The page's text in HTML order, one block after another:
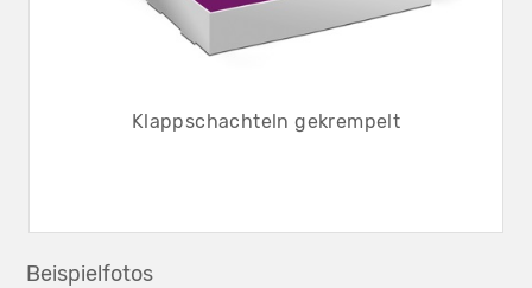
Klappschachteln gekrempelt
Beispielfotos